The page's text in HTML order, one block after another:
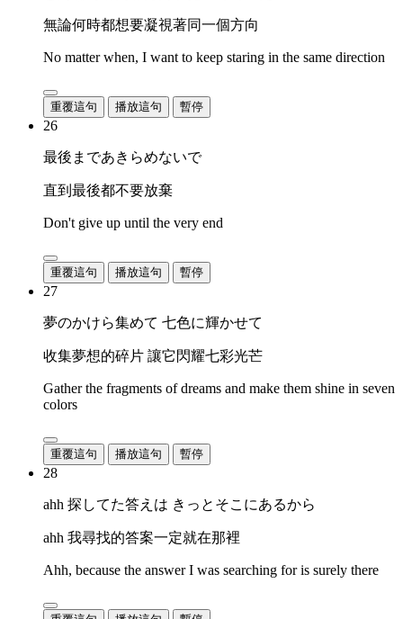
無論何時都想要凝視著同一個方向
No matter when, I want to keep staring in the same direction
重覆這句 播放這句 暫停
26
最後まであきらめないで
直到最後都不要放棄
Don't give up until the very end
重覆這句 播放這句 暫停
27
夢のかけら集めて 七色に輝かせて
收集夢想的碎片 讓它閃耀七彩光芒
Gather the fragments of dreams and make them shine in seven
colors
重覆這句 播放這句 暫停
28
ahh 探してた答えは きっとそこにあるから
ahh 我尋找的答案一定就在那裡
Ahh, because the answer I was searching for is surely there